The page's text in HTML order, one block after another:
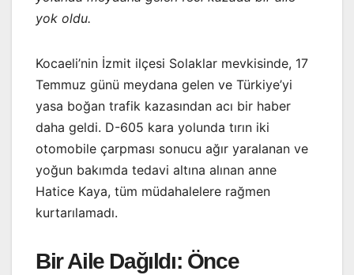
yok oldu.
Kocaeli’nin İzmit ilçesi Solaklar mevkisinde, 17
Temmuz günü meydana gelen ve Türkiye’yi
yasa boğan trafik kazasından acı bir haber
daha geldi. D-605 kara yolunda tırın iki
otomobile çarpması sonucu ağır yaralanan ve
yoğun bakımda tedavi altına alınan anne
Hatice Kaya, tüm müdahalelere rağmen
kurtarılamadı.
Bir Aile Dağıldı: Önce